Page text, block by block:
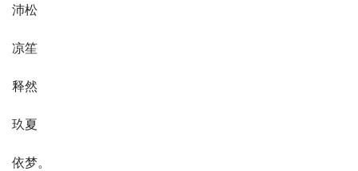
沛松
凉笙
释然
玖夏
依梦。